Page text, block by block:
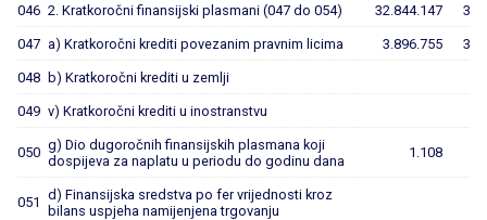
046 2. Kratkoročni finansijski plasmani (047 do 054) 32.844.147
047 a) Kratkoročni krediti povezanim pravnim licima 3.896.755
048 b) Kratkoročni krediti u zemlji
049 v) Kratkoročni krediti u inostranstvu
050 g) Dio dugoročnih finansijskih plasmana koji
dospijeva za naplatu u periodu do godinu dana
1.108
051 d) Finansijska sredstva po fer vrijednosti kroz
bilans uspjeha namijenjena trgovanju